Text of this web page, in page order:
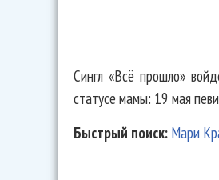
Сингл «Всё прошло»
статусе мамы: 19 мая
Быстрый поиск: Мари